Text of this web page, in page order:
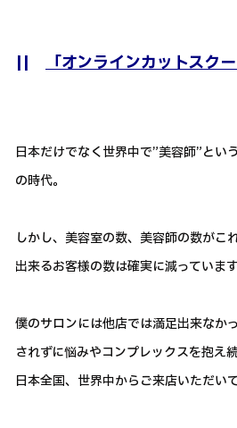
|| 「オンラインカットスク
日本だけでなく世界中で”美容師”とい
の時代。
しかし、美容室の数、美容師の数がこ
出来るお客様の数は確実に減っています
僕のサロンには他店では満足出来なか
されずに悩みやコンプレックスを抱え
日本全国、世界中からご来店いただいて